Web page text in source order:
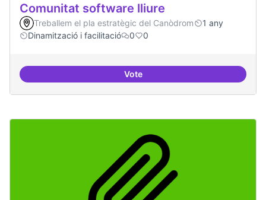
Comunitat software lliure
Treballem el pla estratègic del Canòdrom
1 any
Dinamització i facilitació
0 0
VoteComunitat software lliure